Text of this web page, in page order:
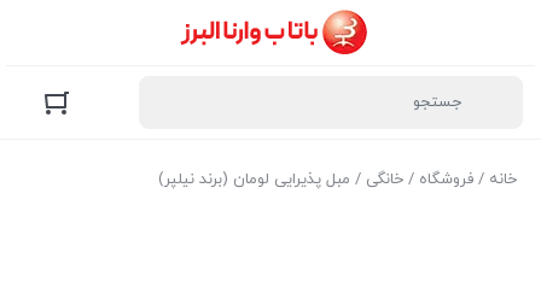
خانه / فروشگاه / خانگی / مبل پذیرایی لومان (برند نیلپر)